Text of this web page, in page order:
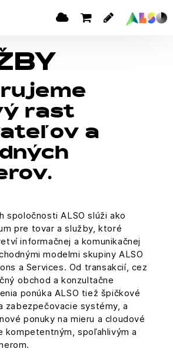
rast
a
spoločnosti ALSO slúži ako
pre tovar a služby, ktoré
informačnej a komunikačnej
modelmi skupiny ALSO
a Services. Od transakcií, cez
obchod a konzultačne
ponúka ALSO tiež špičkové
zabezpečovacie systémy, a
ponuky na mieru a cloudové
kompetentným, spoľahlivým a